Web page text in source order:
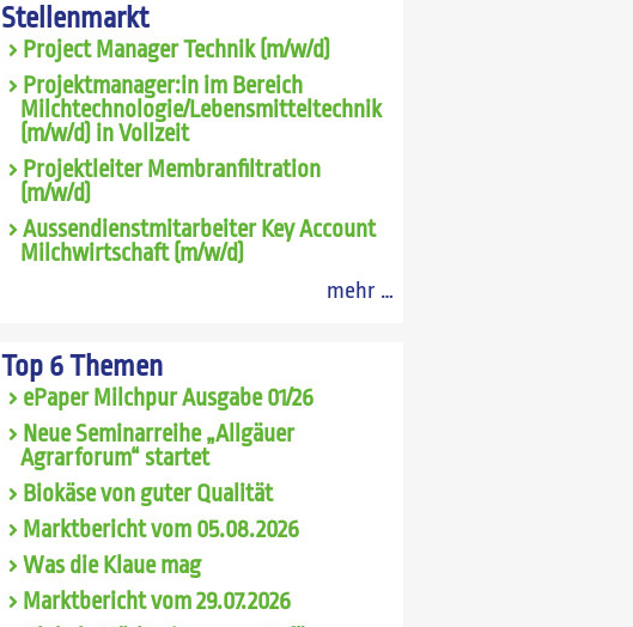
Stellenmarkt
Project Manager Technik (m/w/d)
Projektmanager:in im Bereich
Milchtechnologie/Lebensmitteltechnik
(m/w/d) in Vollzeit
Projektleiter Membranfiltration
(m/w/d)
Aussendienstmitarbeiter Key Account
Milchwirtschaft (m/w/d)
mehr …
Top 6 Themen
ePaper Milchpur Ausgabe 01/26
Neue Seminarreihe „Allgäuer
Agrarforum“ startet
Biokäse von guter Qualität
Marktbericht vom 05.08.2026
Was die Klaue mag
Marktbericht vom 29.07.2026